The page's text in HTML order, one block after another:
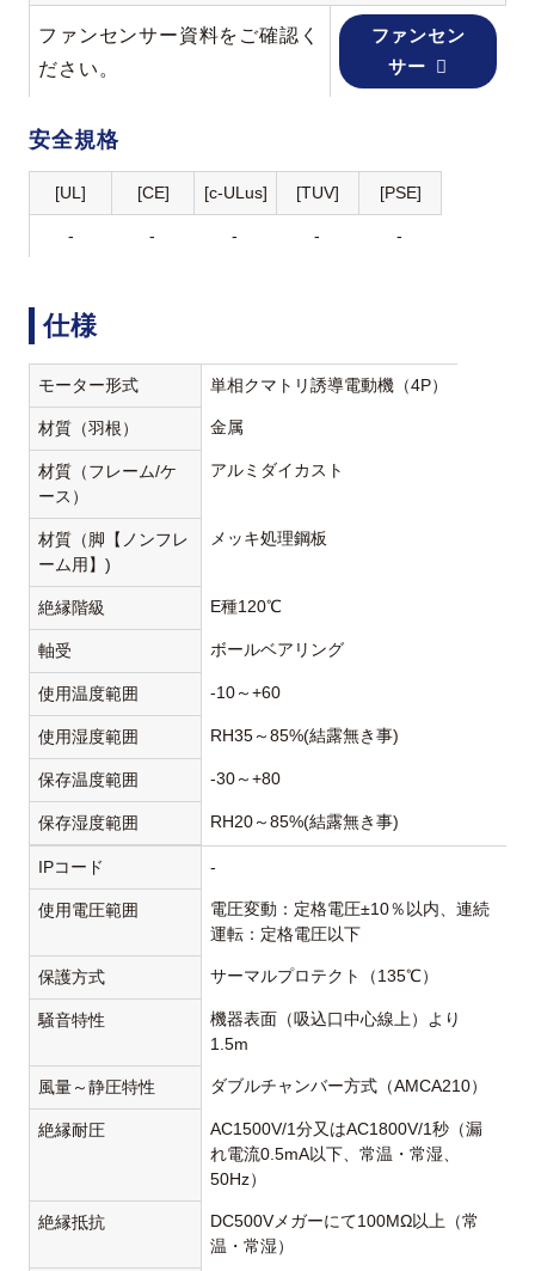
ファンセンサー資料をご確認く
ださい。
ファンセン
サー
安全規格
[UL] [CE] [c-ULus] [TUV] [PSE]
- - - - -
仕様
モーター形式 単相クマトリ誘導電動機（4P）
材質（羽根） 金属
材質（フレーム/ケ
ース）
アルミダイカスト
材質（脚【ノンフレ
ーム用】)
メッキ処理鋼板
絶縁階級 E種120℃
軸受 ボールベアリング
使用温度範囲 -10～+60
使用湿度範囲 RH35～85%(結露無き事)
保存温度範囲 -30～+80
保存湿度範囲 RH20～85%(結露無き事)
IPコード -
使用電圧範囲
電圧変動：定格電圧±10％以内、連続
運転：定格電圧以下
保護方式 サーマルプロテクト（135℃）
騒音特性
機器表面（吸込口中心線上）より
1.5m
風量～静圧特性 ダブルチャンバー方式（AMCA210）
絶縁耐圧
AC1500V/1分又はAC1800V/1秒（漏
れ電流0.5mA以下、常温・常湿、
50Hz）
絶縁抵抗
DC500Vメガーにて100MΩ以上（常
温・常湿）